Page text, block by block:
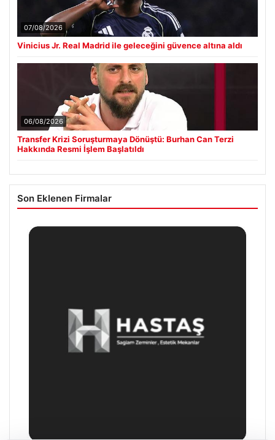
07/08/2026
Vinicius Jr. Real Madrid ile geleceğini güvence altına aldı
06/08/2026
Transfer Krizi Soruşturmaya Dönüştü: Burhan Can Terzi
Hakkında Resmi İşlem Başlatıldı
Son Eklenen Firmalar